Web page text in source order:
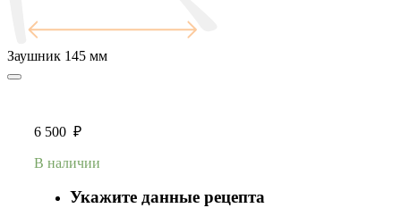
Заушник 145 мм
6 500 ₽
В наличии
Укажите данные рецепта